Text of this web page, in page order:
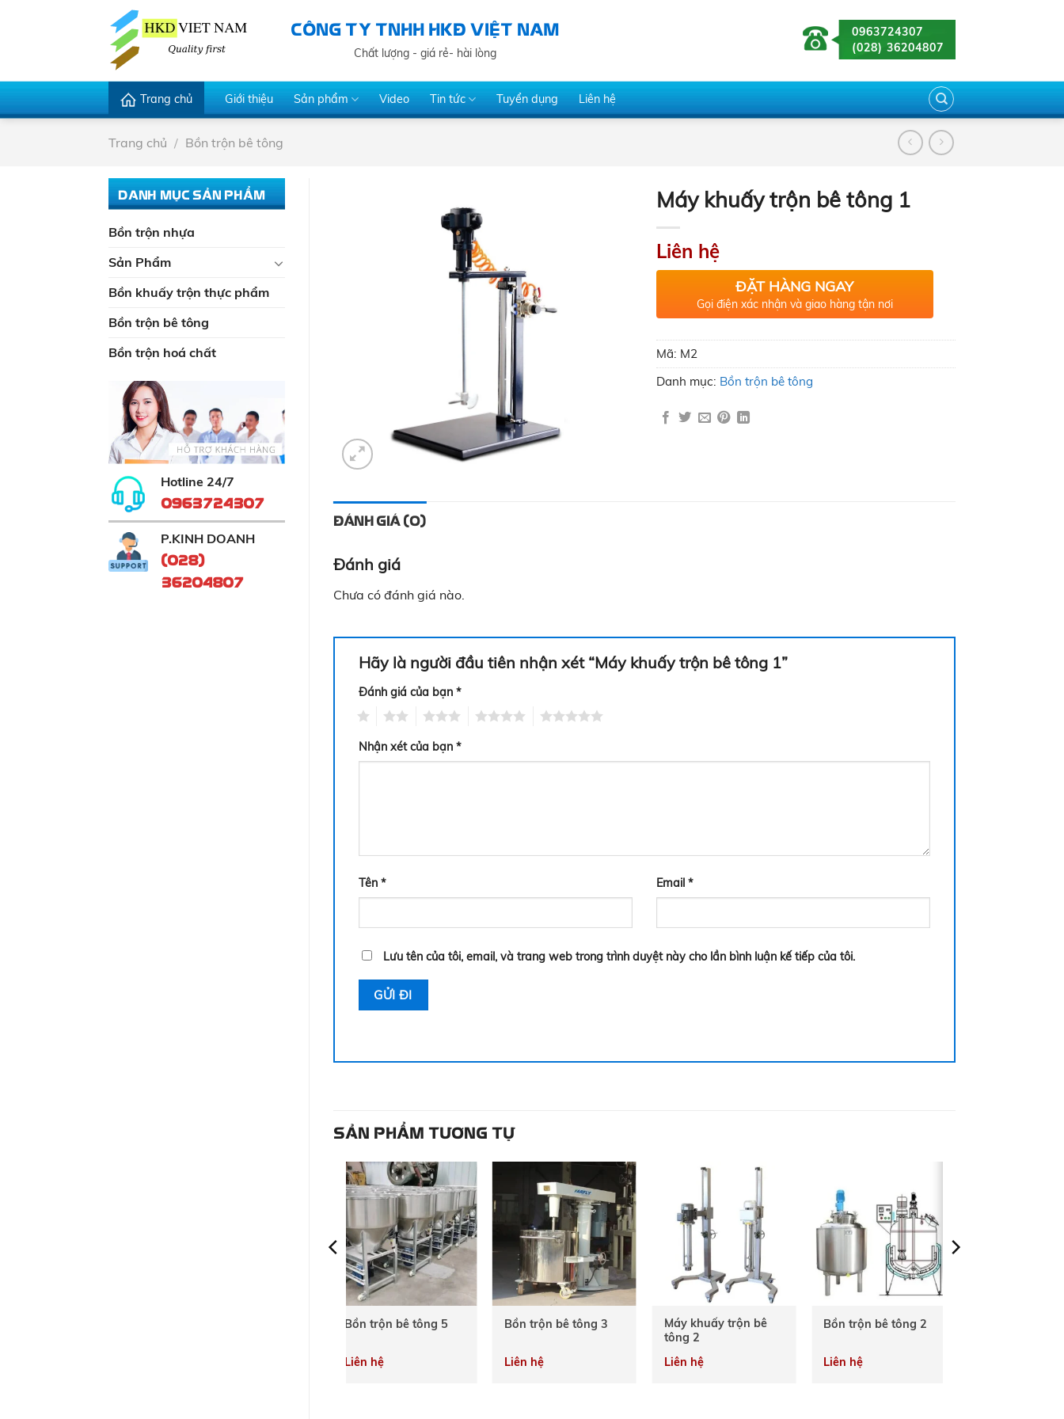
CÔNG TY TNHH HKĐ VIỆT NAM
Chất lượng - giá rẻ- hài lòng
0963724307
(028) 36204807
Trang chủ Giới thiệu Sản phẩm Video Tin tức Tuyển dụng Liên hệ
Trang chủ / Bồn trộn bê tông
DANH MỤC SẢN PHẨM
Bồn trộn nhựa
Sản Phẩm
Bồn khuấy trộn thực phẩm
Bồn trộn bê tông
Bồn trộn hoá chất
Hotline 24/7
0963724307
P.KINH DOANH
(028)
36204807
Máy khuấy trộn bê tông 1
Liên hệ
ĐẶT HÀNG NGAY
Gọi điện xác nhận và giao hàng tận nơi
Mã: M2
Danh mục: Bồn trộn bê tông
ĐÁNH GIÁ (0)
Đánh giá
Chưa có đánh giá nào.
Hãy là người đầu tiên nhận xét “Máy khuấy trộn bê tông 1”
Đánh giá của bạn *
Nhận xét của bạn *
Tên * Email *
Lưu tên của tôi, email, và trang web trong trình duyệt này cho lần bình luận kế tiếp của tôi.
SẢN PHẨM TƯƠNG TỰ
Bồn trộn bê tông 5
Liên hệ
Bồn trộn bê tông 3
Liên hệ
Máy khuấy trộn bê
tông 2
Liên hệ
Bồn trộn bê tông 2
Liên hệ